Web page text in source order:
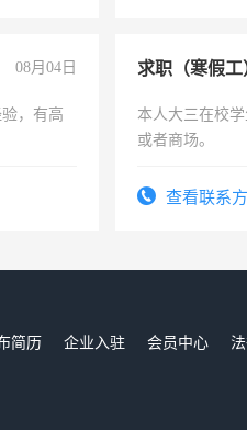
08月04日
，有高
求职（寒假工
本人大三在校
或者商场。
查看联系
简历 企业入驻 会员中心